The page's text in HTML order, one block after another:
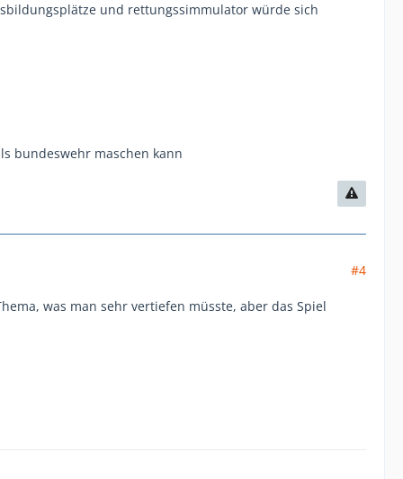
und rettungssimmulator würde sich
bundeswehr maschen kann
#4
was man sehr vertiefen müsste, aber das Spiel